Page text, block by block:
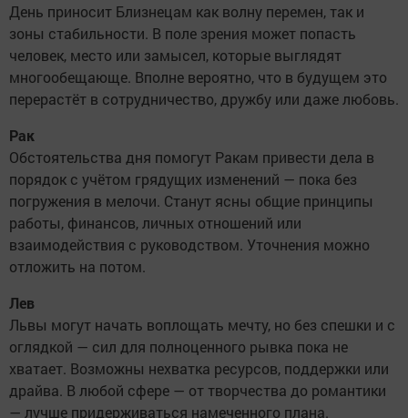
День приносит Близнецам как волну перемен, так и
зоны стабильности. В поле зрения может попасть
человек, место или замысел, которые выглядят
многообещающе. Вполне вероятно, что в будущем это
перерастёт в сотрудничество, дружбу или даже любовь.
Рак
Обстоятельства дня помогут Ракам привести дела в
порядок с учётом грядущих изменений — пока без
погружения в мелочи. Станут ясны общие принципы
работы, финансов, личных отношений или
взаимодействия с руководством. Уточнения можно
отложить на потом.
Лев
Львы могут начать воплощать мечту, но без спешки и с
оглядкой — сил для полноценного рывка пока не
хватает. Возможны нехватка ресурсов, поддержки или
драйва. В любой сфере — от творчества до романтики
— лучше придерживаться намеченного плана.